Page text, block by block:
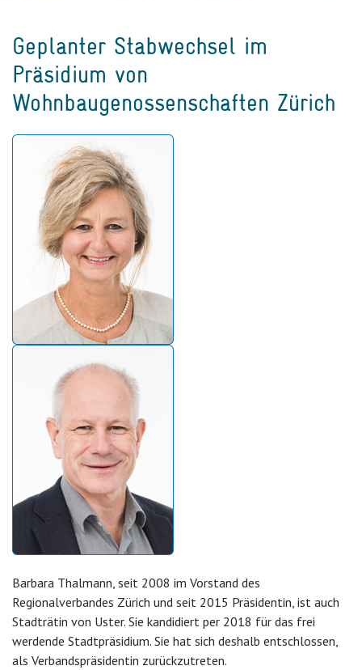
Geplanter Stabwechsel im
Präsidium von
Wohnbaugenossenschaften Zürich
Barbara Thalmann, seit 2008 im Vorstand des
Regionalverbandes Zürich und seit 2015 Präsidentin, ist auch
Stadträtin von Uster. Sie kandidiert per 2018 für das frei
werdende Stadtpräsidium. Sie hat sich deshalb entschlossen,
als Verbandspräsidentin zurückzutreten.